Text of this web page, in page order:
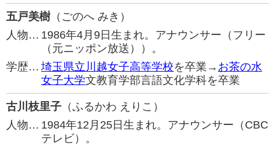
五戸美樹（ごのへ みき）
人物… 1986年4月9日生まれ。アナウンサー（フリー
（元ニッポン放送））。
学歴… 埼玉県立川越女子高等学校を卒業→ お茶の水
女子大学文教育学部言語文化学科を卒業
古川枝里子 （ふるかわ えりこ）
人物… 1984年12月25日生まれ。アナウンサー（CBC
テレビ）。